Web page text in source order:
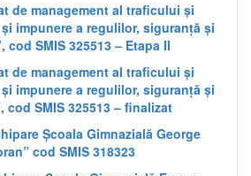
de management al traficului și
impunere a regulilor, siguranță și
cod SMIS 325513 – Etapa II
de management al traficului și
impunere a regulilor, siguranță și
cod SMIS 325513 – finalizat
Școala Gimnazială George
cod SMIS 318323